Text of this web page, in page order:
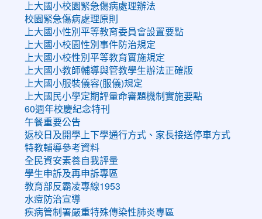
上大國小校園緊急傷病處理辦法
校園緊急傷病處理原則
上大國小性別平等教育委員會設置要點
上大國小校園性別事件防治規定
上大國小校性別平等教育實施規定
上大國小教師輔導與管教學生辦法正確版
上大國小服裝儀容(服儀)規定
上大國民小學定期評量命審題機制實施要點
60週年校慶紀念特刊
午餐重要公告
返校日及開學上下學通行方式、家長接送停車方式
特教輔導參考資料
全民資安素養自我評量
學生申訴及再申訴專區
教育部反霸凌專線1953
水痘防治宣導
疾病管制署嚴重特殊傳染性肺炎專區